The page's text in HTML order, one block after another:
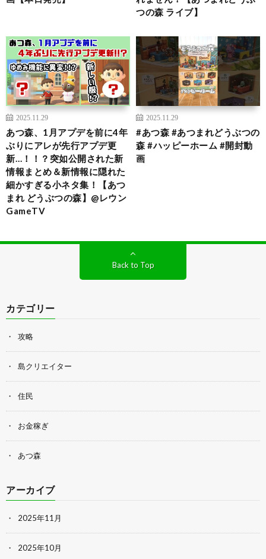
つの森 ライブ】
2025.11.29
あつ森、1月アプデを前に4年
ぶりにアレが先行アプデ更
新…！！？突如公開された新
情報まとめ＆新情報に隠れた
細かすぎる小ネタ集！【あつ
まれ どうぶつの森】@レウン
GameTV
2025.11.29
#あつ森 #あつまれどうぶつの
森 #ハッピーホーム #開封動
画
Back to Top
カテゴリー
攻略
島クリエイター
住民
お金稼ぎ
あつ森
アーカイブ
2025年11月
2025年10月